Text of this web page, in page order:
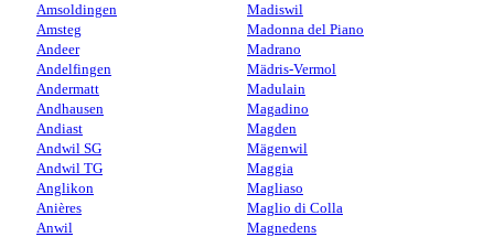
Amsoldingen
Amsteg
Andeer
Andelfingen
Andermatt
Andhausen
Andiast
Andwil SG
Andwil TG
Anglikon
Anières
Anwil
Madiswil
Madonna del Piano
Madrano
Mädris-Vermol
Madulain
Magadino
Magden
Mägenwil
Maggia
Magliaso
Maglio di Colla
Magnedens